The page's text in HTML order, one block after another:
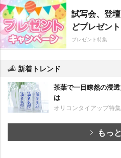
試写会、登
どプレゼント
プレゼント特集
新着トレンド
茶葉で一目瞭然の浸
は
オリコンタイアップ特集
もっ